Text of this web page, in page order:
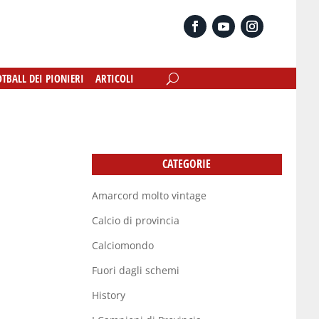
DEI PIONIERI ARTICOLI
DEI PIONIERI ARTICOLI
CATEGORIE
Amarcord molto vintage
Calcio di provincia
Calciomondo
Fuori dagli schemi
History